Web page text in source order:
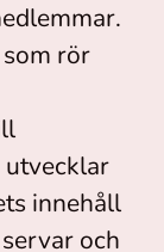
rör
innehåll
och